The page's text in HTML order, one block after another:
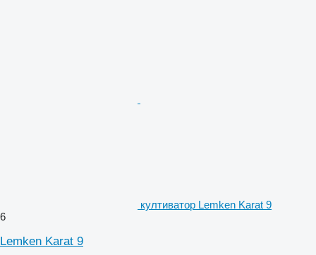
култиватор Lemken Karat 9
6
Lemken Karat 9